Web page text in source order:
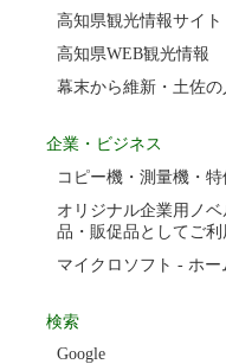
高知県観光情報サイ
高知県WEB観光情報
幕末から維新・土佐の
企業・ビジネス
コピー機・測量機・
オリジナル企業用ノ
品・販促品としてご利
マイクロソフト - ホー
検索
Google